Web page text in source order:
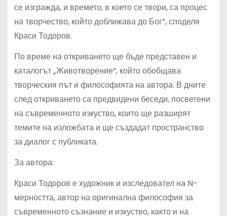
се изгражда, и времето, в което се твори, са процес
на творчество, който доближава до Бог“, споделя
Краси Тодоров.
По време на откриването ще бъде представен и
каталогът „Животворение“, който обобщава
творческия път и философията на автора. В дните
след откриването са предвидени беседи, посветени
на съвременното изкуство, които ще разширят
темите на изложбата и ще създадат пространство
за диалог с публиката.
За автора:
Краси Тодоров е художник и изследовател на N-
мерността, автор на оригинална философия за
съвременното съзнание и изкуство, както и на